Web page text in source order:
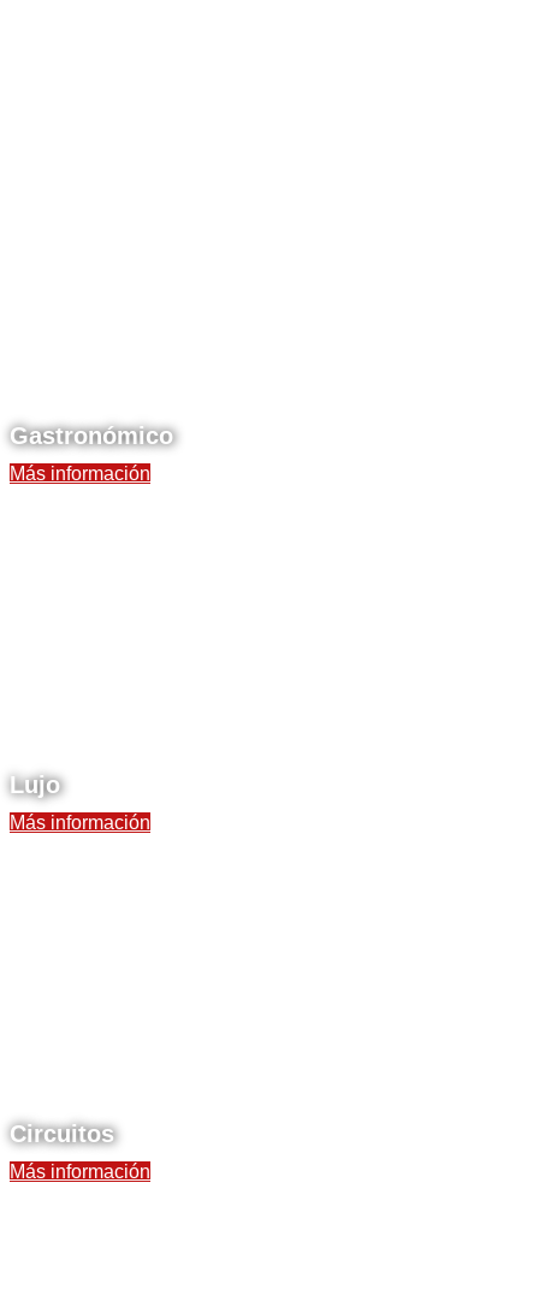
Gastronómico
Más información
Lujo
Más información
Circuitos
Más información